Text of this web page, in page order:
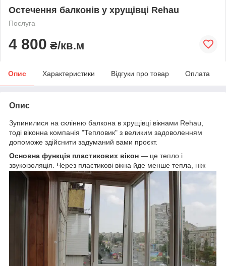
Остечення балконів у хрущівці Rehau
Послуга
4 800 ₴/кв.м
Опис Характеристики Відгуки про товар Оплата
Опис
Зупинилися на склінню балкона в хрущівці вікнами Rehau,
тоді віконна компанія "Тепловик" з великим задоволенням
допоможе здійснити задуманий вами проєкт.
Основна функція пластикових вікон — це тепло і
звукоізоляція. Через пластикові вікна йде менше тепла, ніж